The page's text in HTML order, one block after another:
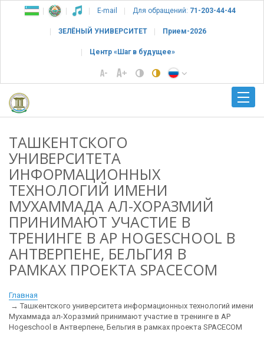
E-mail Для обращений: 71-203-44-44
ЗЕЛЁНЫЙ УНИВЕРСИТЕТ Прием-2026
Центр «Шаг в будущее»
ТАШКЕНТСКОГО
УНИВЕРСИТЕТА
ИНФОРМАЦИОННЫХ
ТЕХНОЛОГИЙ ИМЕНИ
МУХАММАДА АЛ-ХОРАЗМИЙ
ПРИНИМАЮТ УЧАСТИЕ В
ТРЕНИНГЕ В AP HOGESCHOOL В
АНТВЕРПЕНЕ, БЕЛЬГИЯ В
РАМКАХ ПРОЕКТА SPACECOM
Главная
Ташкентского университета информационных технологий имени
Мухаммада ал-Хоразмий принимают участие в тренинге в AP
Hogeschool в Антверпене, Бельгия в рамках проекта SPACECOM